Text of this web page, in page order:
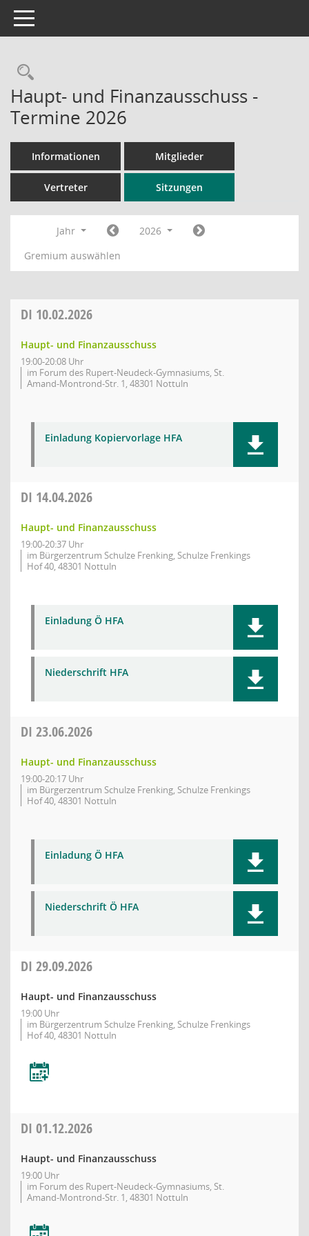
Toggle navigation
Rechercheauswahl
Haupt- und Finanzausschuss -
Termine 2026
Informationen Mitglieder
Vertreter Sitzungen
Jahr
2026
Gremium auswählen
DI 10.02.2026
Haupt- und Finanzausschuss
19:00-20:08 Uhr
im Forum des Rupert-Neudeck-Gymnasiums, St.
Amand-Montrond-Str. 1, 48301 Nottuln
Einladung Kopiervorlage HFA
DI 14.04.2026
Haupt- und Finanzausschuss
19:00-20:37 Uhr
im Bürgerzentrum Schulze Frenking, Schulze Frenkings
Hof 40, 48301 Nottuln
Einladung Ö HFA
Niederschrift HFA
DI 23.06.2026
Haupt- und Finanzausschuss
19:00-20:17 Uhr
im Bürgerzentrum Schulze Frenking, Schulze Frenkings
Hof 40, 48301 Nottuln
Einladung Ö HFA
Niederschrift Ö HFA
DI 29.09.2026
Haupt- und Finanzausschuss
19:00 Uhr
im Bürgerzentrum Schulze Frenking, Schulze Frenkings
Hof 40, 48301 Nottuln
DI 01.12.2026
Haupt- und Finanzausschuss
19:00 Uhr
im Forum des Rupert-Neudeck-Gymnasiums, St.
Amand-Montrond-Str. 1, 48301 Nottuln